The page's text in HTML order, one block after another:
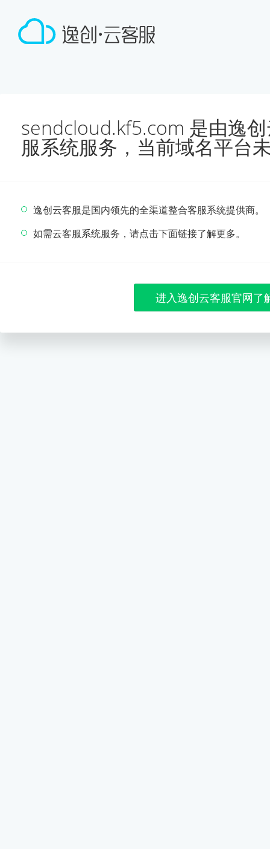
sendcloud.kf5.com 是由逸
服系统服务，当前域名平台
逸创云客服是国内领先的全渠道整合客服系统提供商。
如需云客服系统服务，请点击下面链接了解更多。
进入逸创云客服官网了